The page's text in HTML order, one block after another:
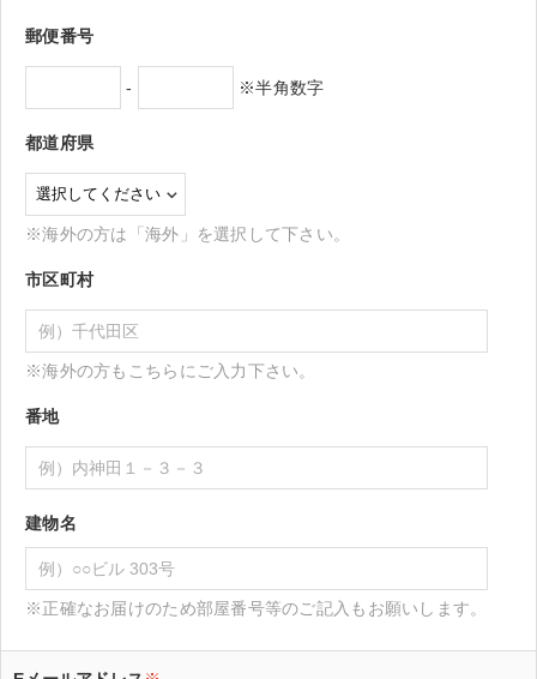
郵便番号
- ※半角数字
都道府県
※海外の方は「海外」を選択して下さい。
市区町村
※海外の方もこちらにご入力下さい。
番地
建物名
※正確なお届けのため部屋番号等のご記入もお願いします。